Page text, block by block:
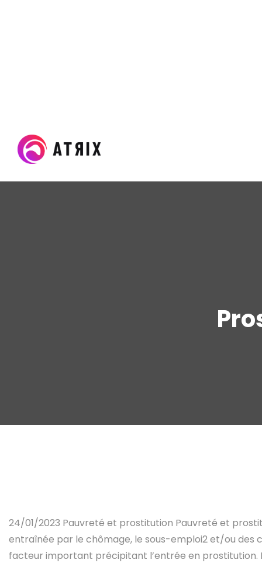
24/01/2023 Pauvreté et prostitution Pauvreté et
entraînée par le chômage, le sous-emploi2 et/ou des
facteur important précipitant l’entrée en